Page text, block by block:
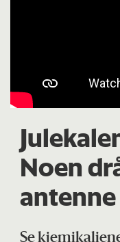
Noen
Se